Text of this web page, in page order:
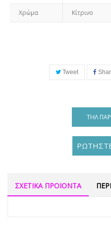
Χρώμα Κίτρινο
Tweet
ΤΗΛ
ΣΧΕΤΙΚΑ ΠΡΟΙΟΝΤΑ